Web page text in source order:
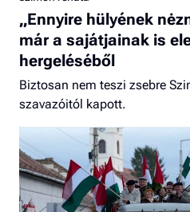
„Ennyire hülyének
már a sajátjainak is
hergeléséből
Biztosan nem teszi zsebre
szavazóitól kapott.